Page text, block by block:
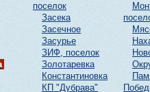
поселок
Засека
Засечное
Засурье
ЗИФ, поселок
Золотаревка
Константиновка
КП "Дубрава"